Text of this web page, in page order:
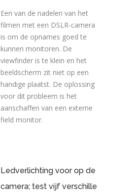
Een van de nadelen van het
filmen met een DSLR-camera
is om de opnames goed te
kunnen monitoren. De
viewfinder is te klein en het
beeldscherm zit niet op een
handige plaatst. De oplossing
voor dit probleem is het
aanschaffen van een externe
field monitor.
Ledverlichting voor op de
camera; test vijf verschille